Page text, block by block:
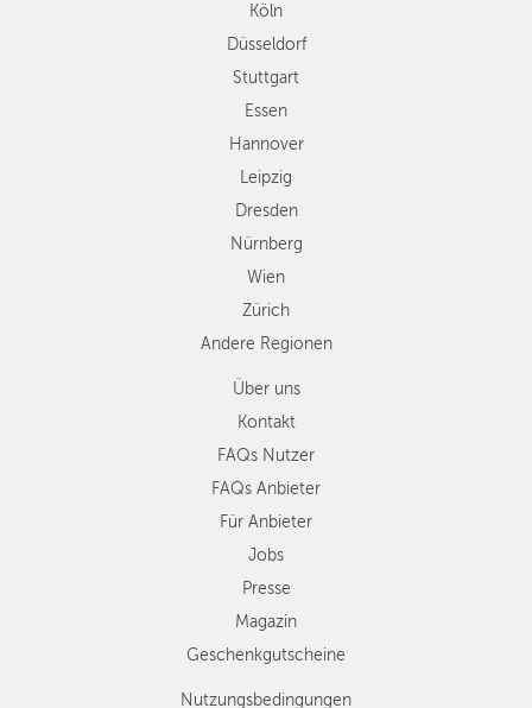
Dresden
Nürnberg
Wien
Zürich
Andere
Regionen
Köln
Düsseldorf
Stuttgart
Essen
Hannover
Leipzig
Dresden
Nürnberg
Wien
Zürich
Andere Regionen
Über uns
Kontakt
FAQs Nutzer
FAQs Anbieter
Für Anbieter
Jobs
Presse
Magazin
Geschenkgutscheine
Nutzungsbedingungen